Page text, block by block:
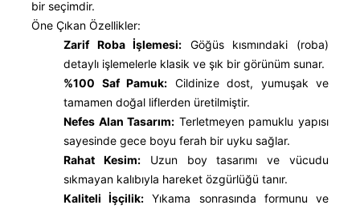
bir seçimdir.
Öne Çıkan Özellikler:
Zarif Roba İşlemesi: Göğüs kısmındaki (roba)
detaylı işlemelerle klasik ve şık bir görünüm sunar.
%100 Saf Pamuk: Cildinize dost, yumuşak ve
tamamen doğal liflerden üretilmiştir.
Nefes Alan Tasarım: Terletmeyen pamuklu yapısı
sayesinde gece boyu ferah bir uyku sağlar.
Rahat Kesim:Uzun boy tasarımı ve vücudu
sıkmayan kalıbıyla hareket özgürlüğü tanır.
Kaliteli İşçilik: Yıkama sonrasında formunu ve